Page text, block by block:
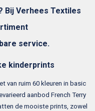
Bij Verhees Textiles
service.
kinderprints
van ruim 60 kleuren in basic
aanbod French Terry
de mooiste prints, zowel